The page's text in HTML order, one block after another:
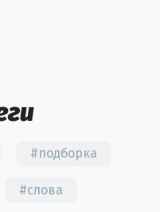
#подборка
#слова